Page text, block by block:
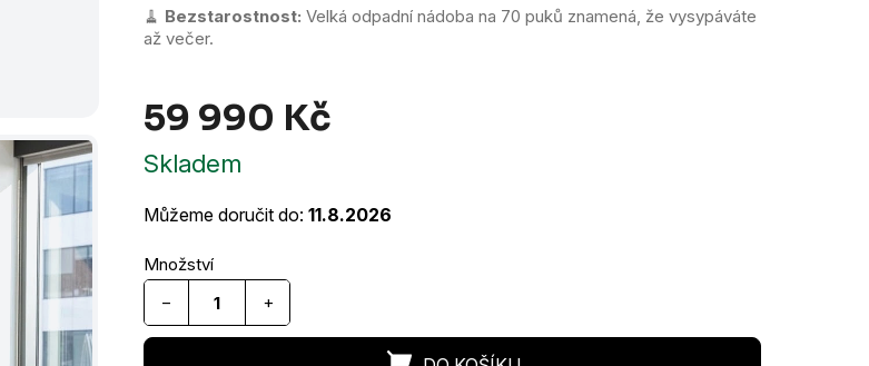
🧹 Bezstarostnost: Velká odpadní nádoba na 70 puků znamená, že vysypáváte
až večer.
59 990 Kč
Skladem
Můžeme doručit do: 11.8.2026
+
−